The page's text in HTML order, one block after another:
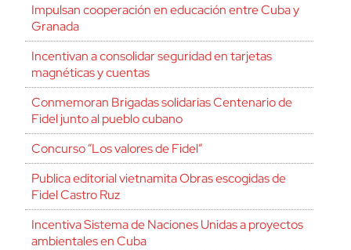
Impulsan cooperación en educación entre Cuba y
Granada
Incentivan a consolidar seguridad en tarjetas
magnéticas y cuentas
Conmemoran Brigadas solidarias Centenario de
Fidel junto al pueblo cubano
Concurso “Los valores de Fidel”
Publica editorial vietnamita Obras escogidas de
Fidel Castro Ruz
Incentiva Sistema de Naciones Unidas a proyectos
ambientales en Cuba